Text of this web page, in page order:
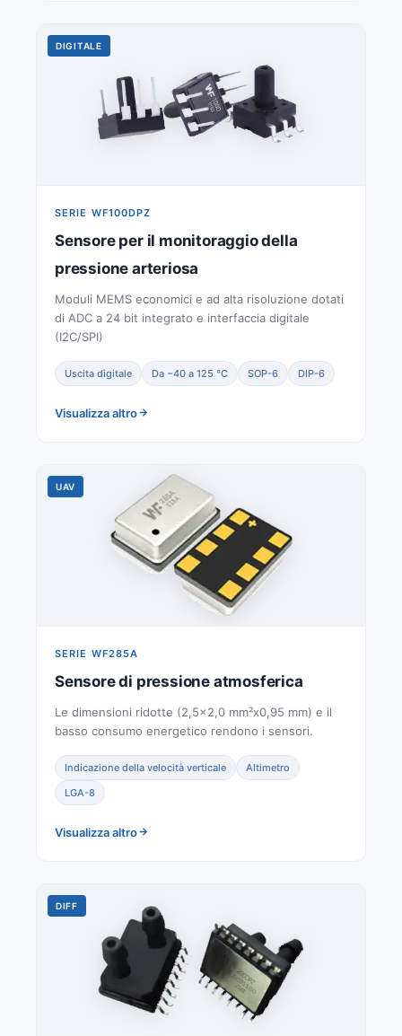
DIGITALE
SERIE WF100DPZ
Sensore per il monitoraggio della
pressione arteriosa
Moduli MEMS economici e ad alta risoluzione dotati
di ADC a 24 bit integrato e interfaccia digitale
(I2C/SPI)
Uscita digitale Da −40 a 125 °C SOP-6 DIP-6
Visualizza altro
UAV
SERIE WF285A
Sensore di pressione atmosferica
Le dimensioni ridotte (2,5x2,0 mm²x0,95 mm) e il
basso consumo energetico rendono i sensori.
Indicazione della velocità verticale
Altimetro
LGA-8
Visualizza altro
DIFF